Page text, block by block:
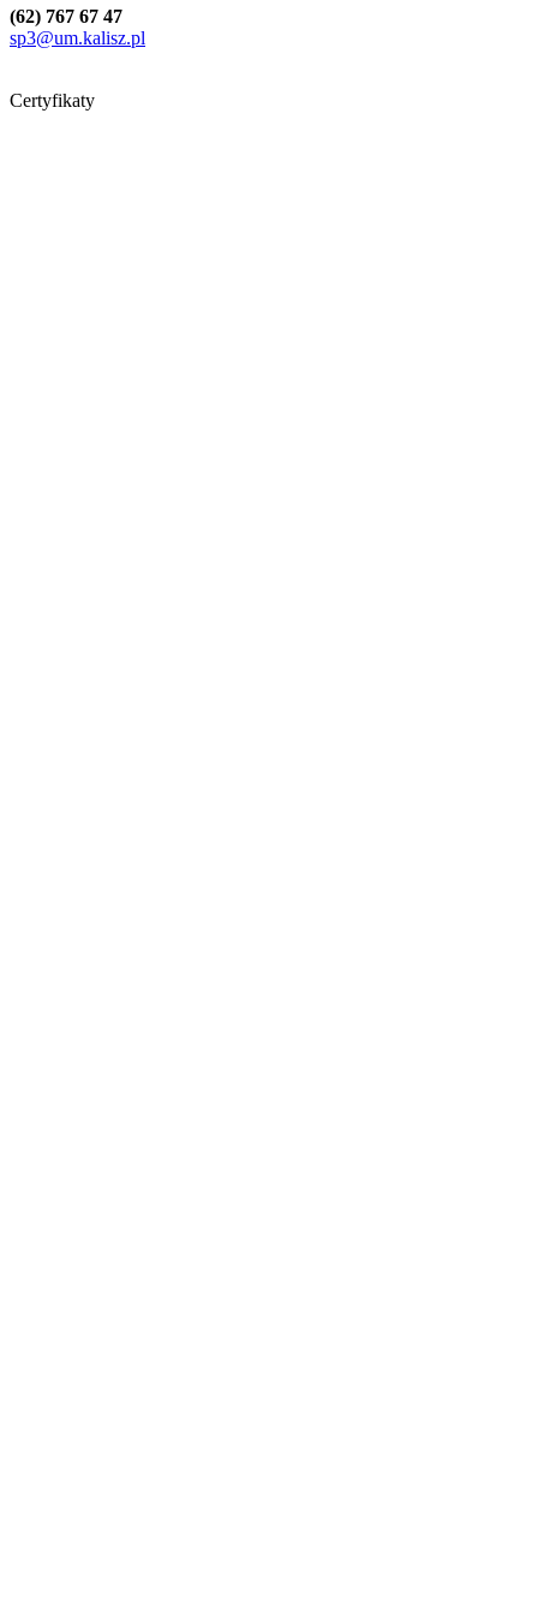
(62) 767 67 47
sp3@um.kalisz.pl
Certyfikaty